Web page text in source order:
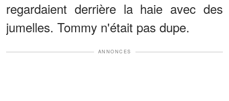
regardaient derrière la haie avec des
jumelles. Tommy n'était pas dupe.
ANNONCES